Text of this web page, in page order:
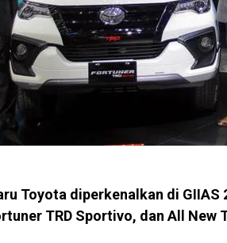
Toyota diperkenalkan di GIIAS
TRD Sportivo, dan All New